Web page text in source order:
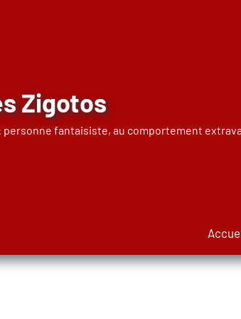
Zigotos
personne fantaisiste, au comportement